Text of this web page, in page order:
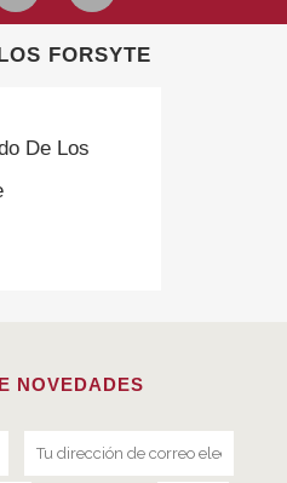
FORSYTE
De Los
NOVEDADES